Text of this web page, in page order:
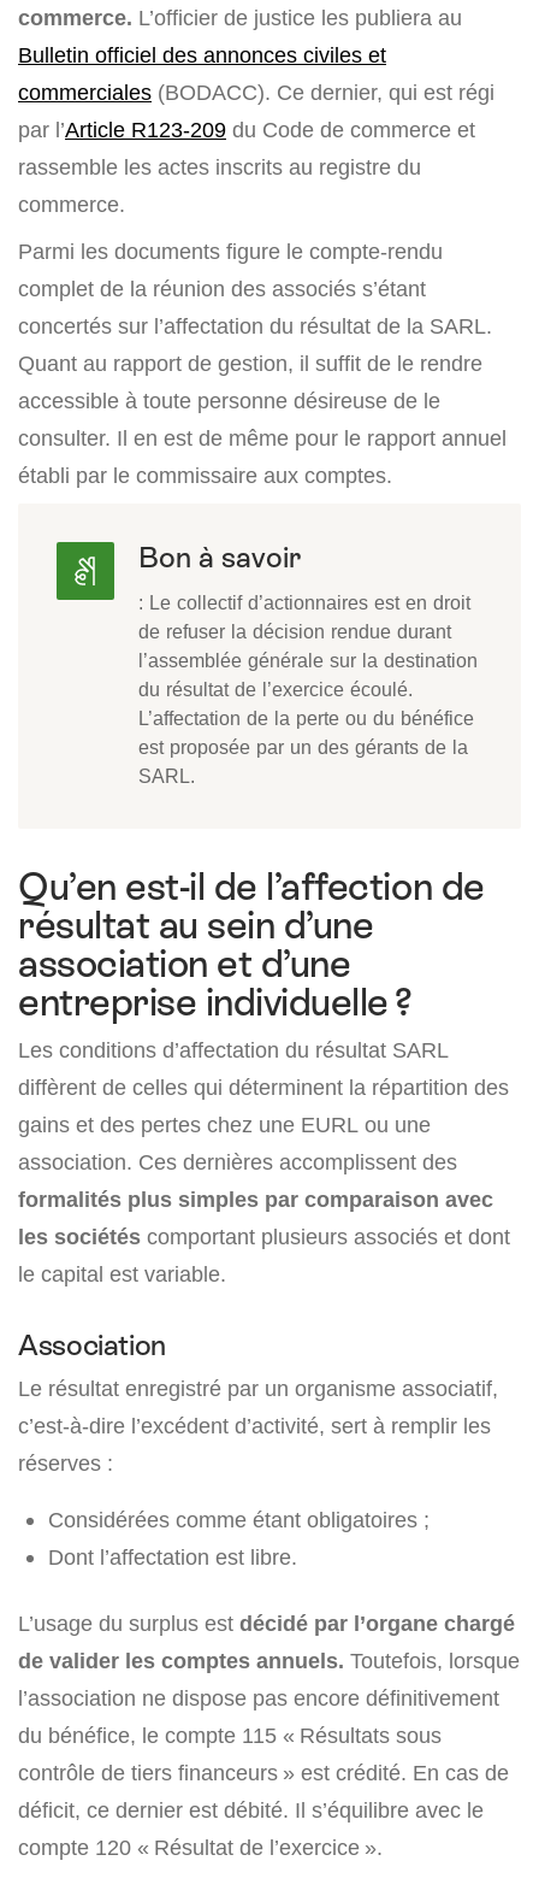
commerce. L’officier de justice les publiera au
Bulletin officiel des annonces civiles et
commerciales (BODACC). Ce dernier, qui est régi
par l’Article R123-209 du Code de commerce et
rassemble les actes inscrits au registre du
commerce.
Parmi les documents figure le compte-rendu
complet de la réunion des associés s’étant
concertés sur l’affectation du résultat de la SARL.
Quant au rapport de gestion, il suffit de le rendre
accessible à toute personne désireuse de le
consulter. Il en est de même pour le rapport annuel
établi par le commissaire aux comptes.
Bon à savoir
: Le collectif d’actionnaires est en droit
de refuser la décision rendue durant
l’assemblée générale sur la destination
du résultat de l’exercice écoulé.
L’affectation de la perte ou du bénéfice
est proposée par un des gérants de la
SARL.
Qu’en est-il de l’affection de
résultat au sein d’une
association et d’une
entreprise individuelle ?
Les conditions d’affectation du résultat SARL
diffèrent de celles qui déterminent la répartition des
gains et des pertes chez une EURL ou une
association. Ces dernières accomplissent des
formalités plus simples par comparaison avec
les sociétés comportant plusieurs associés et dont
le capital est variable.
Association
Le résultat enregistré par un organisme associatif,
c’est-à-dire l’excédent d’activité, sert à remplir les
réserves :
Considérées comme étant obligatoires ;
Dont l’affectation est libre.
L’usage du surplus est décidé par l’organe chargé
de valider les comptes annuels. Toutefois, lorsque
l’association ne dispose pas encore définitivement
du bénéfice, le compte 115 « Résultats sous
contrôle de tiers financeurs » est crédité. En cas de
déficit, ce dernier est débité. Il s’équilibre avec le
compte 120 « Résultat de l’exercice ».